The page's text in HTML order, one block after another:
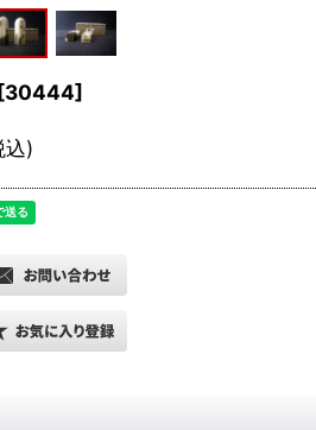
[30444]
込)